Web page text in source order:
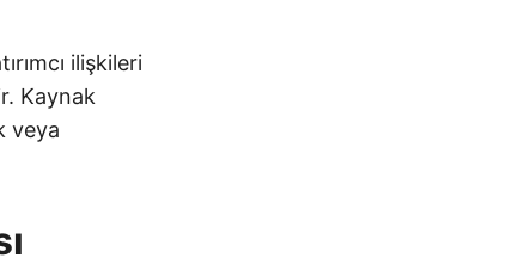
ilişkileri
Kaynak
veya